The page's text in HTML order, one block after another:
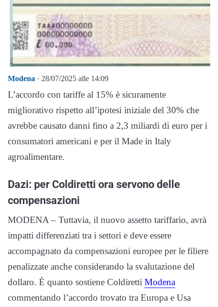
Modena · 28/07/2025 alle 14:09
L’accordo con tariffe al 15% è sicuramente
migliorativo rispetto all’ipotesi iniziale del 30% che
avrebbe causato danni fino a 2,3 miliardi di euro per i
consumatori americani e per il Made in Italy
agroalimentare.
Dazi: per Coldiretti ora servono delle
compensazioni
MODENA – Tuttavia, il nuovo assetto tariffario, avrà
impatti differenziati tra i settori e deve essere
accompagnato da compensazioni europee per le filiere
penalizzate anche considerando la svalutazione del
dollaro. È quanto sostiene Coldiretti Modena
commentando l’accordo trovato tra Europa e Usa